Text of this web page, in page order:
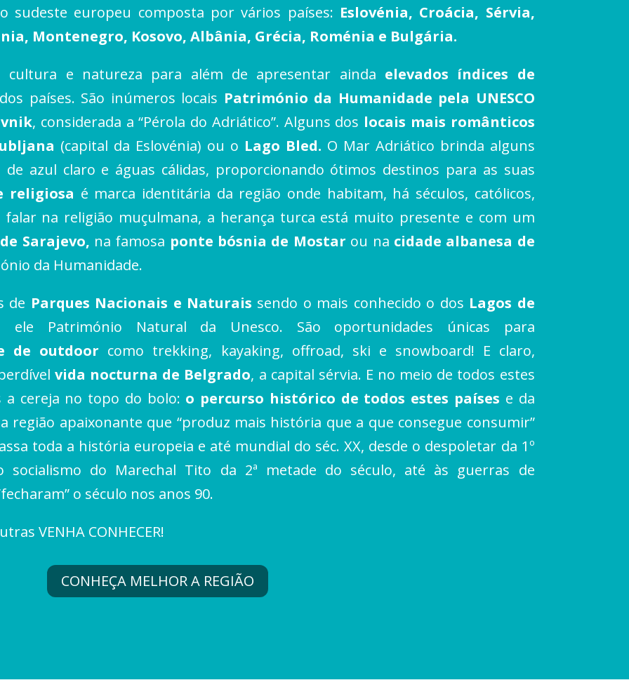
sudeste europeu composta por vários países: Eslovénia, Croácia, Sérvia,
Montenegro, Kosovo, Albânia, Grécia, Roménia e Bulgária.
e natureza para além de apresentar ainda elevados índices de
países. São inúmeros locais Património da Humanidade pela UNESCO
, considerada a “Pérola do Adriático”. Alguns dos locais mais românticos
(capital da Eslovénia) ou o Lago Bled. O Mar Adriático brinda alguns
azul claro e águas cálidas, proporcionando ótimos destinos para as suas
religiosa é marca identitária da região onde habitam, há séculos, católicos,
na religião muçulmana, a herança turca está muito presente e com um
Sarajevo, na famosa ponte bósnia de Mostar ou na cidade albanesa de
da Humanidade.
de Parques Nacionais e Naturais sendo o mais conhecido o dos Lagos de
ele Património Natural da Unesco. São oportunidades únicas para
de outdoor como trekking, kayaking, offroad, ski e snowboard! E claro,
vida nocturna de Belgrado, a capital sérvia. E no meio de todos estes
cereja no topo do bolo: o percurso histórico de todos estes países e da
região apaixonante que “produz mais história que a que consegue consumir”
toda a história europeia e até mundial do séc. XX, desde o despoletar da 1º
socialismo do Marechal Tito da 2ª metade do século, até às guerras de
o século nos anos 90.
VENHA CONHECER!
CONHEÇA MELHOR A REGIÃO